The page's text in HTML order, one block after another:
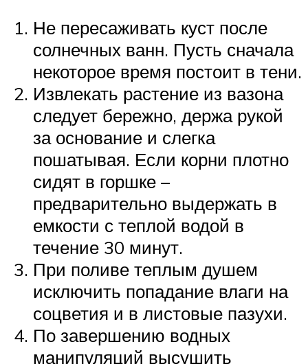
Не пересаживать куст после
солнечных ванн. Пусть сначала
некоторое время постоит в тени.
Извлекать растение из вазона
следует бережно, держа рукой
за основание и слегка
пошатывая. Если корни плотно
сидят в горшке –
предварительно выдержать в
емкости с теплой водой в
течение 30 минут.
При поливе теплым душем
исключить попадание влаги на
соцветия и в листовые пазухи.
По завершению водных
манипуляций высушить